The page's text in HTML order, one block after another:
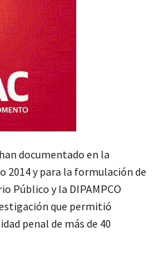
documentado en la
2014 y para la formulación de
Público y la DIPAMPCO
que permitió
penal de más de 40